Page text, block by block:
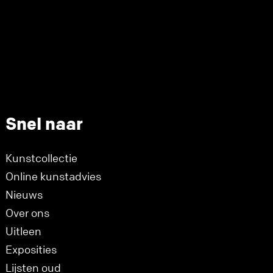
Snel naar
Kunstcollectie
Online kunstadvies
Nieuws
Over ons
Uitleen
Exposities
Lijsten oud